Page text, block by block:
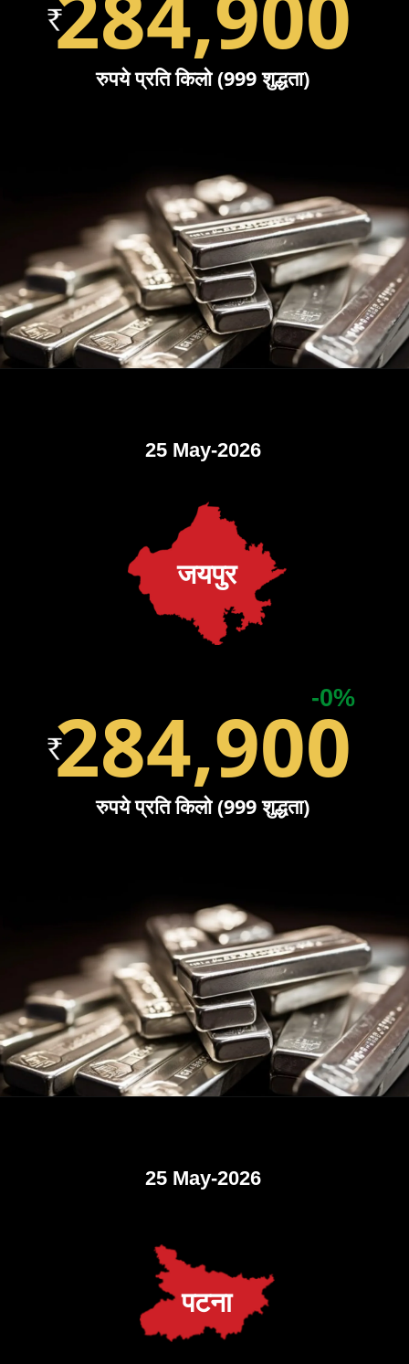
रुपये प्रति किलो (999 शुद्धता)
-0%
284,900
25 May-2026
रुपये प्रति किलो (999 शुद्धता)
जयपुर
25 May-2026
पटना